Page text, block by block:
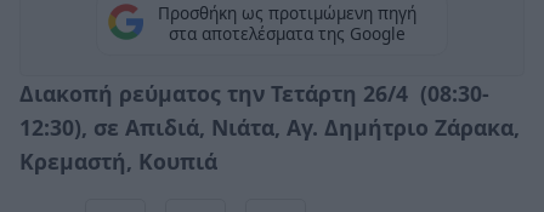
Προσθήκη ως προτιμώμενη πηγή
στα αποτελέσματα της Google
Διακοπή ρεύματος την Τετάρτη 26/4 (08:30-
12:30), σε Απιδιά, Νιάτα, Αγ. Δημήτριο Ζάρακα,
Κρεμαστή, Κουπιά